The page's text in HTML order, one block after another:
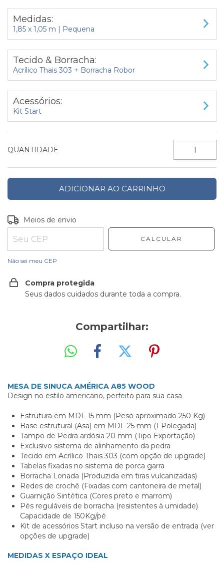
Medidas:
1,85 x 1,05 m | Pequena
Tecido & Borracha:
Acrílico Thais 303 + Borracha Robor
Acessórios:
Kit Start
QUANTIDADE
Entregas para o CEP:
Meios de envio
CALCULAR
Não sei meu CEP
Compra protegida
Seus dados cuidados durante toda a compra.
Compartilhar:
MESA DE SINUCA AMÉRICA A85 WOOD
Design no estilo americano, perfeito para sua casa
Estrutura em MDF 15 mm (Peso aproximado 250 Kg)
Base estrutural (Asa) em MDF 25 mm (1 Polegada)
Tampo de Pedra ardósia 20 mm (Tipo Exportação)
Exclusivo sistema de alinhamento da pedra
Tecido em Acrílico Thais 303 (com opção de upgrade)
Tabelas fixadas no sistema de porca garra
Borracha Lonada (Produzida em tiras vulcanizadas)
Redes de crochê (Fixadas com cantoneira de metal)
Guarnição Sintética (Cores preto e marrom)
Pés reguláveis de borracha (resistentes à umidade)
Capacidade de 150Kg/pé
Kit de acessórios Start incluso na versão de entrada (ver
opções de upgrade)
MEDIDAS X ESPAÇO IDEAL